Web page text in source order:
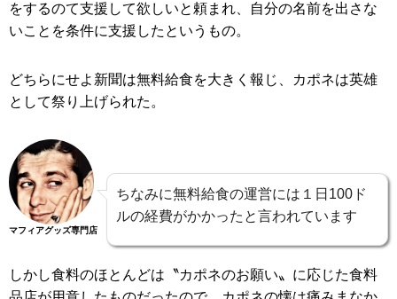
をするのて支援して欲しいと頼まれ、自分の名前を出さな
いことを条件に支援したというもの。
どちらにせよ新聞は無料給食を大きく報じ、カポネは英雄
として祭り上げられた。
マフィアグッズ専門店
ちなみに無料給食の運営には１日100ド
ルの経費がかかったと言われています
しかし食料のほとんどは〝カポネのお願い〟に応じた食料